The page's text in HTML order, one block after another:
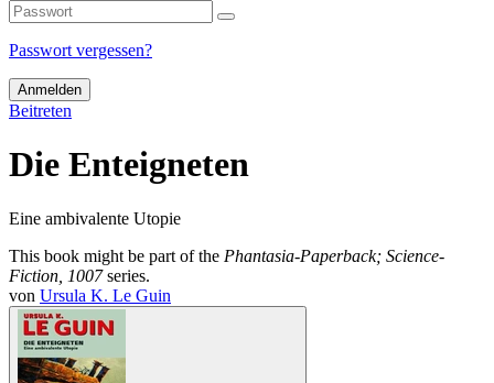
Passwort vergessen?
Anmelden
Beitreten
Die Enteigneten
Eine ambivalente Utopie
This book might be part of the Phantasia-Paperback; Science-
Fiction, 1007series.
von Ursula K. Le Guin